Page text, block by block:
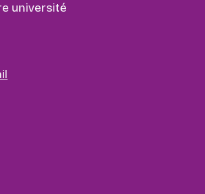
université